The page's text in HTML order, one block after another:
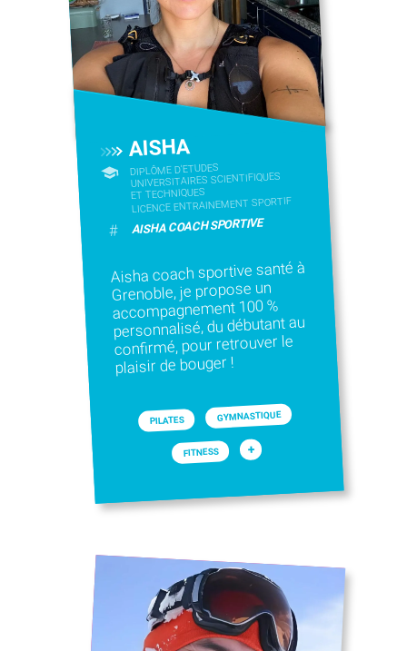
AISHA
DIPLÔME D'ETUDES
UNIVERSITAIRES SCIENTIFIQUES
ET TECHNIQUES
LICENCE ENTRAINEMENT SPORTIF
# AISHA COACH SPORTIVE
Aisha coach sportive santé à
Grenoble, je propose un
accompagnement 100 %
personnalisé, du débutant au
confirmé, pour retrouver le
plaisir de bouger !
PILATES GYMNASTIQUE
FITNESS +